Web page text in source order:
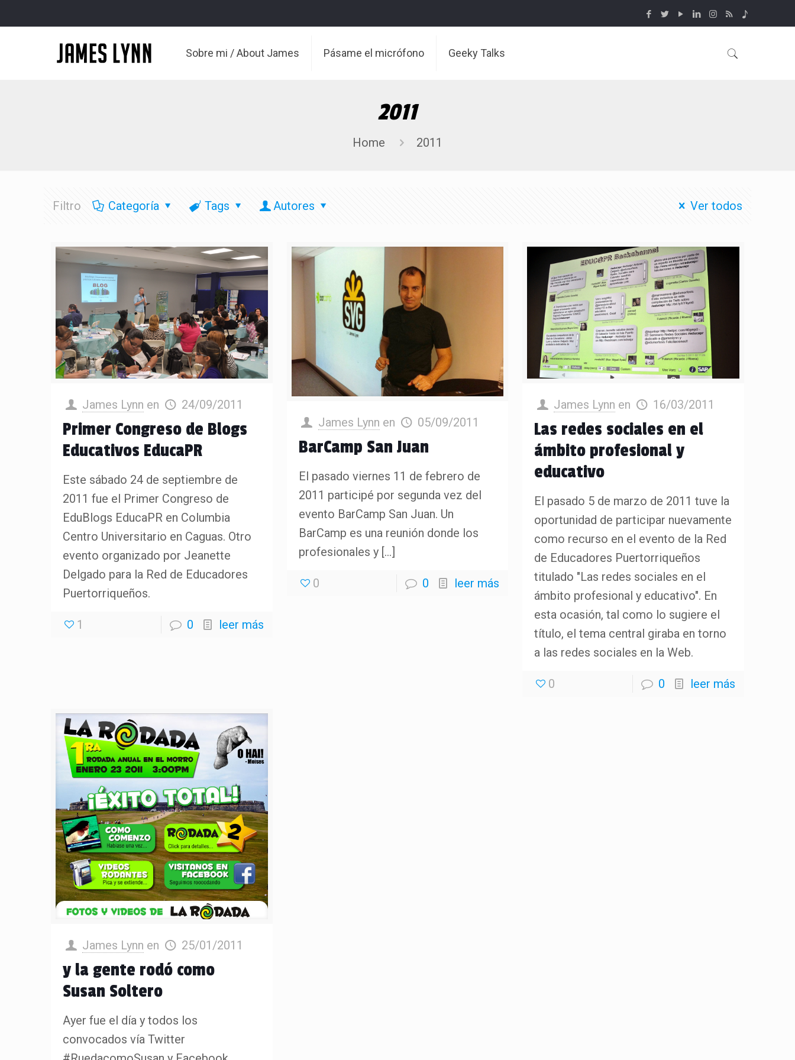
Sobre mi / About James Pásame el micrófono Geeky Talks
2011
Home 2011
Filtro Categoría Tags Autores Ver todos
James Lynn en 24/09/2011
Primer Congreso de Blogs
Educativos EducaPR
Este sábado 24 de septiembre de
2011 fue el Primer Congreso de
EduBlogs EducaPR en Columbia
Centro Universitario en Caguas. Otro
evento organizado por Jeanette
Delgado para la Red de Educadores
Puertorriqueños.
1 0 leer más
James Lynn en 05/09/2011
BarCamp San Juan
El pasado viernes 11 de febrero de
2011 participé por segunda vez del
evento BarCamp San Juan. Un
BarCamp es una reunión donde los
profesionales y[…]
0 0 leer más
James Lynn en 16/03/2011
Las redes sociales en el
ámbito profesional y
educativo
El pasado 5 de marzo de 2011 tuve la
oportunidad de participar nuevamente
como recurso en el evento de la Red
de Educadores Puertorriqueños
titulado "Las redes sociales en el
ámbito profesional y educativo". En
esta ocasión, tal como lo sugiere el
título, el tema central giraba en torno
a las redes sociales en la Web.
0 0 leer más
James Lynn en 25/01/2011
y la gente rodó como
Susan Soltero
Ayer fue el día y todos los
convocados vía Twitter